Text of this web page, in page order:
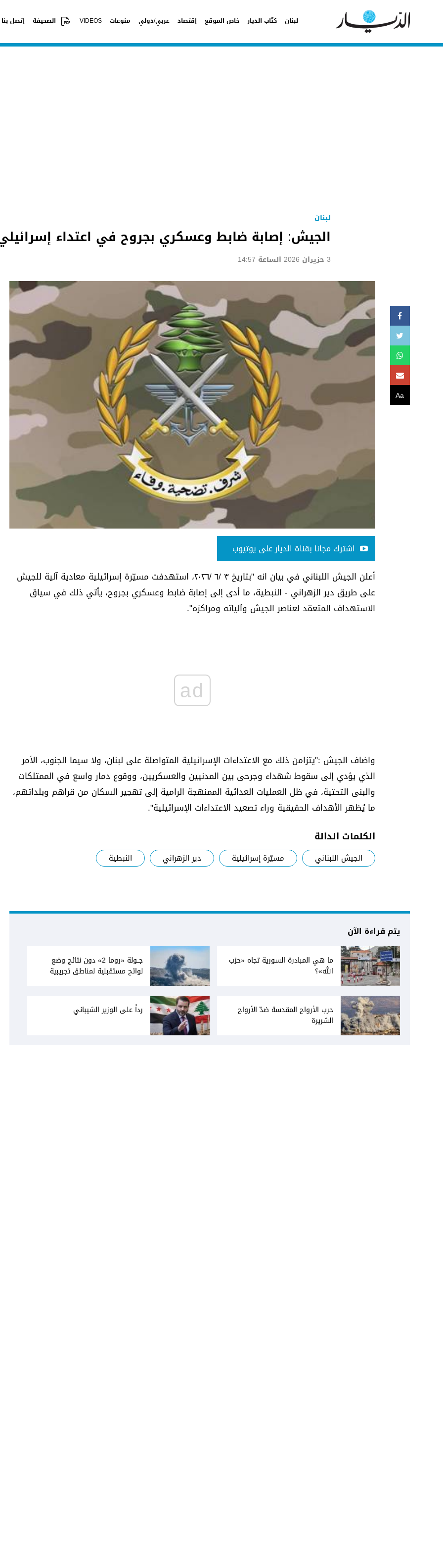
لبنان كتّاب الديار خاص الموقع إقتصاد عربي/دولي منوعات VIDEOS الصحيفة إتصل بنا
لبنان
الجيش: إصابة ضابط وعسكري بجروح في اعتداء
3 حزيران 2026 الساعة 14:57
Aa
اشترك مجانا بقناة الديار على يوتيوب
أعلن ​الجيش اللبناني​ في بيان انه "بتاريخ ٣ /٦ /٢٠٢٦، استهدفت مسيّرة إسرائيلية معادية آلية للجيش
على طريق دير الزهراني - النبطية، ما أدى إلى إصابة ضابط وعسكري بجروح، يأتي ذلك في سياق
الاستهداف المتعمّد لعناصر الجيش وآلياته ومراكزه".
ad
واضاف الجيش :"يتزامن ذلك مع الاعتداءات الإسرائيلية المتواصلة على لبنان، ولا سيما الجنوب، الأمر
الذي يؤدي إلى سقوط شهداء وجرحى بين المدنيين والعسكريين، ووقوع دمار واسع في الممتلكات
والبنى التحتية، في ظل العمليات العدائية الممنهجة الرامية إلى تهجير السكان من قراهم وبلداتهم،
ما يُظهر الأهداف الحقيقية وراء تصعيد الاعتداءات الإسرائيلية".
الكلمات الدالة
الجيش اللبناني مسيّرة إسرائيلية دير الزهراني النبطية
يتم قراءة الآن
ما هي المبادرة السورية تجاه «حزب
الله»؟
جــولة «روما 2» دون نتائج وضع
لوائح مستقبلية لمناطق تجريبية
حرب الأرواح المقدسة ضدّ الأرواح
الشريرة
رداً على الوزير الشيباني